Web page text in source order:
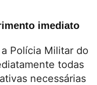
imediato
Polícia Militar do
todas
necessárias